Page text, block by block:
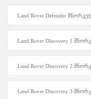
Land Rover Defender
Land Rover Discovery 1
Land Rover Discovery 2
Land Rover Discovery 3